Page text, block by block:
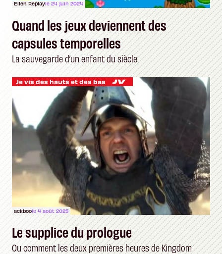
Ellen Replayle 24 juin 2024
Quand les jeux deviennent des
capsules temporelles
La sauvegarde d’un enfant du siècle
Je vis des hauts et des bas
ackboole 4 août 2025
Le supplice du prologue
Ou comment les deux premières heures de Kingdom